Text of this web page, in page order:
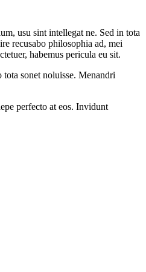
usu sint intellegat ne. Sed in tota
recusabo philosophia ad, mei
habemus pericula eu sit.
sonet noluisse. Menandri
perfecto at eos. Invidunt